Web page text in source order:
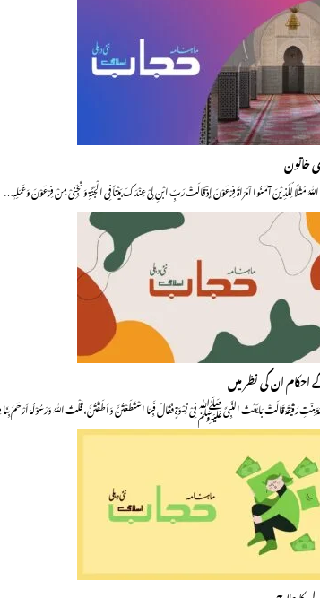
خاتون
مَثَلًا لِّلَّذِیْنَ آمَنُوا اْمَرَاۃَ فِرْعَوْنَ إِذْ قَالَتْ رَبِّ ابْنِ لِیْ عِنْدَکَ بَیْتاً فِی الْجَنَّۃِ وَنَجِّنِیْ مِنْ فِرْعَوْنَ وَعَمَلِہٖ…
ان کی نظر میں
رُقَیْقَہَ قَالَتْ بَایَعْتُ النَّبِیَّ ﷺ فِیْ نِسْــوَۃٍ فَــقَالَ فَبِمَا اسْتَطَعْتُنَّ وَاَطَقْتُنَّ، قُلْتُ اللّٰہُ وَرَسُوْلُہٗ اَرْحَمُ